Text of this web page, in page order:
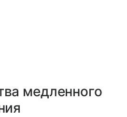
медленного